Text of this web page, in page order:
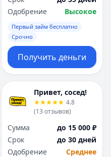
Одобрение
Высокое
Первый займ бесплатно
Срочно
Получить деньги
Привет, сосед!
4.8
(13 отзывов)
Сумма
до 15 000 ₽
Срок
до 30 дней
Одобрение
Среднее